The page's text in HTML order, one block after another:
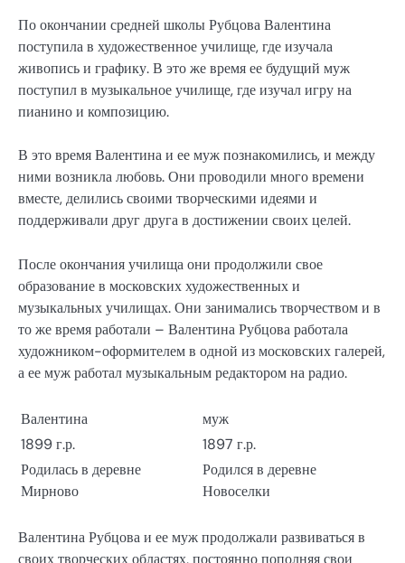
По окончании средней школы Рубцова Валентина
поступила в художественное училище, где изучала
живопись и графику. В это же время ее будущий муж
поступил в музыкальное училище, где изучал игру на
пианино и композицию.
В это время Валентина и ее муж познакомились, и между
ними возникла любовь. Они проводили много времени
вместе, делились своими творческими идеями и
поддерживали друг друга в достижении своих целей.
После окончания училища они продолжили свое
образование в московских художественных и
музыкальных училищах. Они занимались творчеством и в
то же время работали – Валентина Рубцова работала
художником-оформителем в одной из московских галерей,
а ее муж работал музыкальным редактором на радио.
Валентина
муж
1899 г.р.
1897 г.р.
Родилась в деревне
Мирново
Родился в деревне
Новоселки
Валентина Рубцова и ее муж продолжали развиваться в
своих творческих областях, постоянно пополняя свои